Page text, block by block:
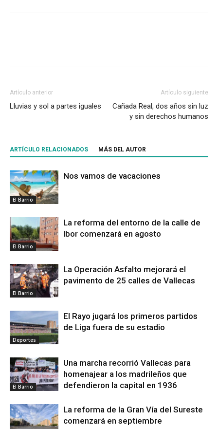
Artículo anterior
Lluvias y sol a partes iguales
Artículo siguiente
Cañada Real, dos años sin luz
y sin derechos humanos
ARTÍCULO RELACIONADOS MÁS DEL AUTOR
El Barrio
Nos vamos de vacaciones
El Barrio
La reforma del entorno de la calle de
Ibor comenzará en agosto
El Barrio
La Operación Asfalto mejorará el
pavimento de 25 calles de Vallecas
Deportes
El Rayo jugará los primeros partidos
de Liga fuera de su estadio
El Barrio
Una marcha recorrió Vallecas para
homenajear a los madrileños que
defendieron la capital en 1936
La reforma de la Gran Vía del Sureste
comenzará en septiembre